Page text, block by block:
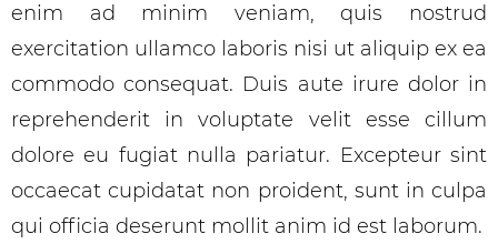
enim ad minim veniam, quis nostrud
exercitation ullamco laboris nisi ut aliquip ex ea
commodo consequat. Duis aute irure dolor in
reprehenderit in voluptate velit esse cillum
dolore eu fugiat nulla pariatur. Excepteur sint
occaecat cupidatat non proident, sunt in culpa
qui officia deserunt mollit anim id est laborum.